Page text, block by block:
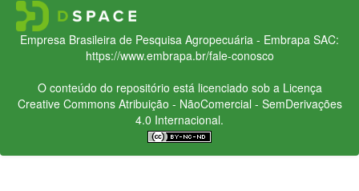
Empresa Brasileira de Pesquisa Agropecuária - Embrapa SAC:
https://www.embrapa.br/fale-conosco
O conteúdo do repositório está licenciado sob a Licença
Creative CommonsAtribuição - NãoComercial - SemDerivações
4.0 Internacional.